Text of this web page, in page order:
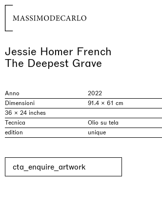
Jessie Homer French
The Deepest Grave
Anno
2022
Dimensioni
91.4 × 61 cm
36 × 24 inches
Tecnica
Olio su tela
edition
unique
cta_enquire_artwork